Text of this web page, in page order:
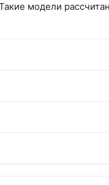
модели